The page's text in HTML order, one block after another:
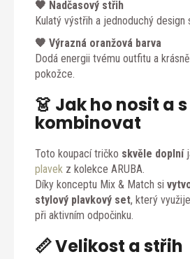
🖤 Nadčasový střih
Kulatý výstřih a jednoduchý design
🧡 Výrazná oranžová barva
Dodá energii tvému outfitu a
pokožce.
👗 Jak ho nosit a
kombinovat
Toto koupací tričko skvěle doplní
plavek z kolekce ARUBA.
Díky konceptu Mix & Match si
stylový plavkový set, který
při aktivním odpočinku.
📏 Velikost a střih